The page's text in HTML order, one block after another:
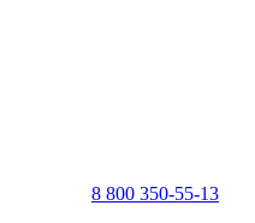
8 800 350-55-13